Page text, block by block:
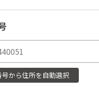
から住所を自動選択